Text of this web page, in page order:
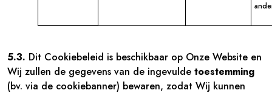
5.3. Dit Cookiebeleid is beschikbaar op Onze Website en
Wij zullen de gegevens van de ingevulde toestemming
(bv. via de cookiebanner) bewaren, zodat Wij kunnen